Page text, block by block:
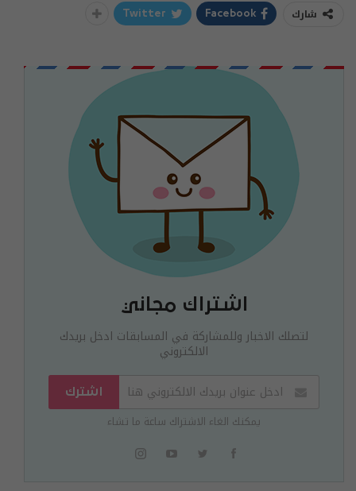
شارك Facebook
Twitter
اشتراك مجاني
لتصلك الاخبار وللمشاركة في المسابقات ادخل بريدك
الالكتروني
اشترك
يمكنك الغاء الاشتراك ساعة ما تشاء